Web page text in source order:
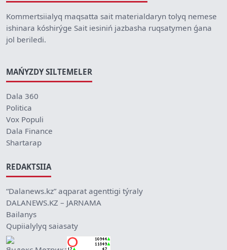
Kommertsiialyq maqsatta sait materialdaryn tolyq nemese
ishinara kóshirýge Sait iesiniń jazbasha ruqsatymen ǵana
jol beriledi.
MAŃYZDY SILTEMELER
Dala 360
Politica
Vox Populi
Dala Finance
Shartarap
REDAKTSIIA
“Dalanews.kz” aqparat agenttigi týraly
DALANEWS.KZ – JARNAMA
Bailanys
Qupiialylyq saiasaty